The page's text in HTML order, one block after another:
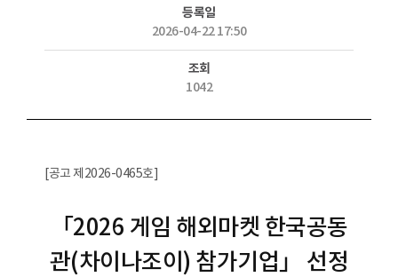
등록일
2026-04-22 17:50
조회
1042
[공고 제2026-0465호]
「2026 게임 해외마켓 한국공동
관(차이나조이) 참가기업」 선정